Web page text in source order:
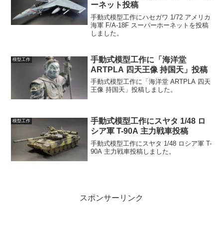
ーネット投稿
手動式模型工作にハセガワ 1/72 アメリカ
海軍 F/A-18F スーパーホーネットを投稿
しました。
模型工作
手動式模型工作に「海洋堂
ARTPLA 四天王像 持国天」投稿
手動式模型工作に「海洋堂 ARTPLA 四天
王像 持国天」投稿しました。
模型工作
手動式模型工作にスヤタ 1/48 ロ
シア軍 T-90A 主力戦車投稿
手動式模型工作にスヤタ 1/48 ロシア軍 T-
90A 主力戦車投稿しました。
スポンサーリンク